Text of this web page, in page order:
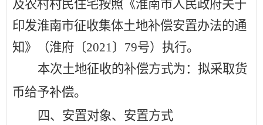
及农村村民住宅按照《淮南市人民政府关于
印发淮南市征收集体土地补偿安置办法的通
知》（淮府〔2021〕 79号）执行。
本次土地征收的补偿方式为：拟采取货
币给予补偿。
四、安置对象、安置方式